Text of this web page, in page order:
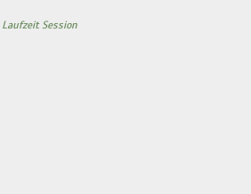
Laufzeit Session